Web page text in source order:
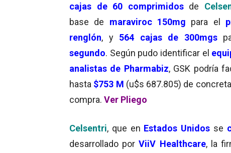
cajas de 60 comprimidosde
base de maraviroc 150mg para el
renglón, y 564 cajas de 300mgs
segundo. Según pudo identificar el
analistas de Pharmabiz, GSK podría
hasta $753 M (u$s 687.805) de
compra. Ver Pliego
Celsentri, que en Estados Unidos se
desarrollado porViiV Healthcare, la